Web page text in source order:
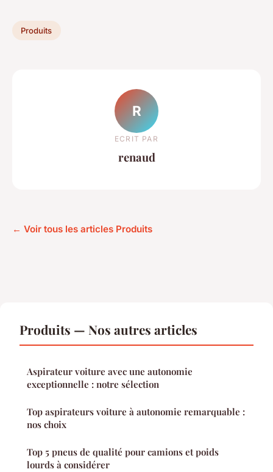
Produits
R
ECRIT PAR
renaud
← Voir tous les articles Produits
Produits — Nos autres articles
Aspirateur voiture avec une autonomie
exceptionnelle : notre sélection
Top aspirateurs voiture à autonomie remarquable :
nos choix
Top 5 pneus de qualité pour camions et poids
lourds à considérer